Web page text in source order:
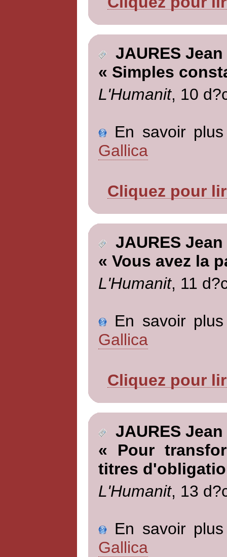
JAURES Jean
« Simples
L'Humanit, 10
En savoir
Gallica
Cliquez pour
JAURES Jean
« Vous avez la
L'Humanit, 11
En savoir
Gallica
Cliquez pour
JAURES Jean
« Pour
titres
L'Humanit, 13
En savoir
Gallica